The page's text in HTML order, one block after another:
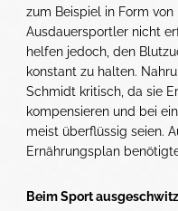
zum Beispiel in Form
Ausdauersportler nicht
helfen jedoch, den
konstant zu halten.
Schmidt kritisch, da sie
kompensieren und bei
meist überflüssig seien.
Ernährungsplan
Beim Sport